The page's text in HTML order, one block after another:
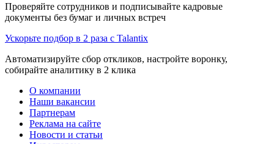
Проверяйте сотрудников и подписывайте кадровые
документы без бумаг и личных встреч
Ускорьте подбор в 2 раза с Talantix
Автоматизируйте сбор откликов, настройте воронку,
собирайте аналитику в 2 клика
О компании
Наши вакансии
Партнерам
Реклама на сайте
Новости и статьи